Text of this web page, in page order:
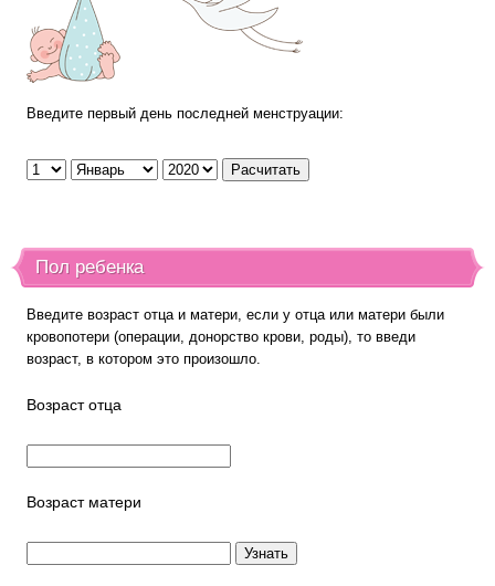
Введите первый день последней менструации:
Пол ребенка
Введите возраст отца и матери, если у отца или матери были
кровопотери (операции, донорство крови, роды), то введи
возраст, в котором это произошло.
Возраст отца
Возраст матери